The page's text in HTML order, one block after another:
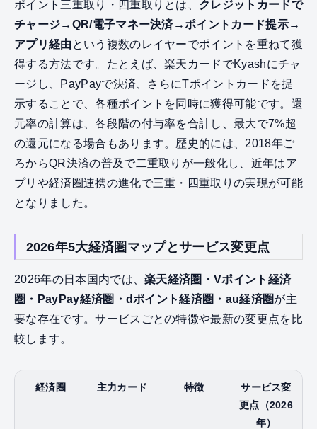
ポイント三重取り・四重取りとは、 クレジットカードで
チャージ→QR/電子マネー決済→ポイントカード提示→
アプリ経由 という複数のレイヤーでポイントを重ねて獲
得する方法です。たとえば、楽天カードでKyashにチャ
ージし、PayPayで決済、さらにTポイントカードを提
示することで、各種ポイントを同時に獲得可能です。還
元率の計算は、各段階の付与率を合計し、最大で7%超
の還元になる場合もあります。歴史的には、2018年ご
ろからQR決済の普及で二重取りが一般化し、近年はア
プリや経済圏連携の進化で三重・四重取りの実現が可能
となりました。
2026年5大経済圏マップとサービス変更点
2026年の日本国内では、楽天経済圏・Vポイント経済
圏・PayPay経済圏・dポイント経済圏・au経済圏が主
要な存在です。サービスごとの特徴や最新の変更点を比
較します。
経済圏 主力カード 特徴
サービス変
更点（2026
年）